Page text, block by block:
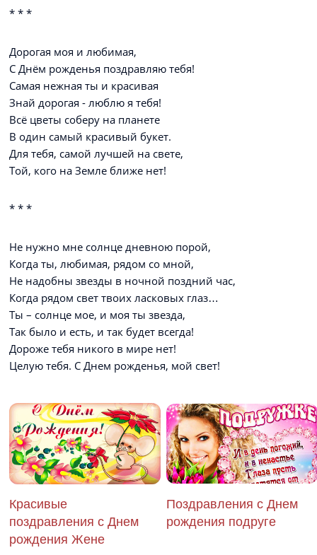
* * *
Дорогая моя и любимая,
С Днём рожденья поздравляю тебя!
Самая нежная ты и красивая
Знай дорогая - люблю я тебя!
Всё цветы соберу на планете
В один самый красивый букет.
Для тебя, самой лучшей на свете,
Той, кого на Земле ближе нет!
* * *
Не нужно мне солнце дневною порой,
Когда ты, любимая, рядом со мной,
Не надобны звезды в ночной поздний час,
Когда рядом свет твоих ласковых глаз…
Ты – солнце мое, и моя ты звезда,
Так было и есть, и так будет всегда!
Дороже тебя никого в мире нет!
Целую тебя. С Днем рожденья, мой свет!
Красивые
поздравления с Днем
рождения Жене
Поздравления с Днем
рождения подруге